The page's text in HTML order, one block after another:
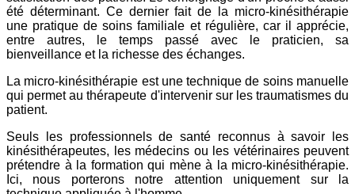
été déterminant. Ce dernier fait de la micro-kinésithérapie
une pratique de soins familiale et régulière, car il apprécie,
entre autres, le temps passé avec le praticien, sa
bienveillance et la richesse des échanges.
La micro-kinésithérapie est une technique de soins manuelle
qui permet au thérapeute d'intervenir sur les traumatismes du
patient.
Seuls les professionnels de santé reconnus à savoir les
kinésithérapeutes, les médecins ou les vétérinaires peuvent
prétendre à la formation qui mène à la micro-kinésithérapie.
Ici, nous porterons notre attention uniquement sur la